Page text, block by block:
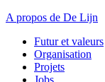
A propos de De Lijn
Futur et valeurs
Organisation
Projets
Jobs